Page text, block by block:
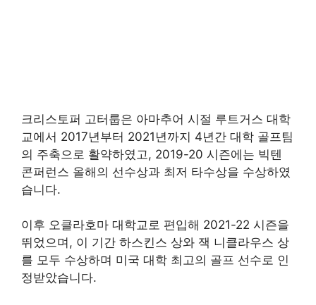
크리스토퍼 고터룹은 아마추어 시절 루트거스 대학
교에서 2017년부터 2021년까지 4년간 대학 골프팀
의 주축으로 활약하였고, 2019-20 시즌에는 빅텐
콘퍼런스 올해의 선수상과 최저 타수상을 수상하였
습니다.
이후 오클라호마 대학교로 편입해 2021-22 시즌을
뛰었으며, 이 기간 하스킨스 상와 잭 니클라우스 상
를 모두 수상하며 미국 대학 최고의 골프 선수로 인
정받았습니다.